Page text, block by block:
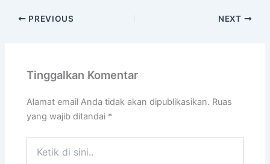
PREVIOUS NEXT
Tinggalkan Komentar
Alamat email Anda tidak akan dipublikasikan. Ruas
yang wajib ditandai *